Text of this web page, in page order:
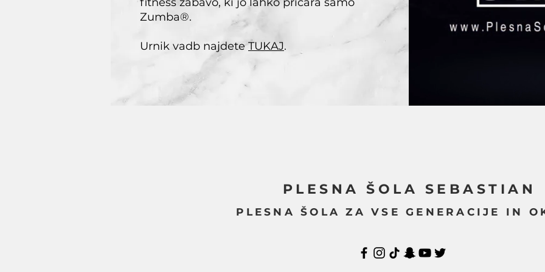
Zumba®.
Urnik vadb najdeteTUKAJ.
PLESNA ŠOLA SEBASTIAN
PLESNA ŠOLA ZA VSE GENERACIJE IN